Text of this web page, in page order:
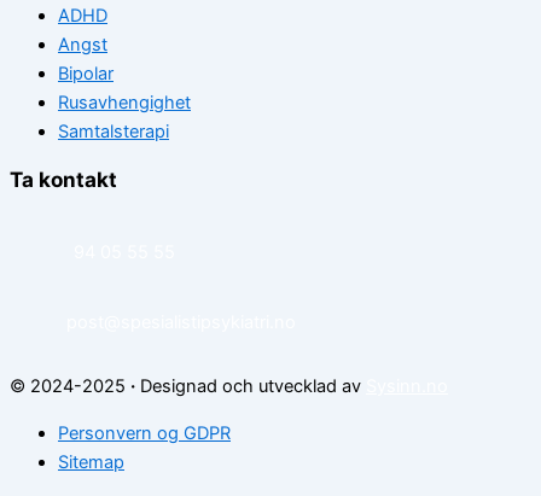
ADHD
Angst
Bipolar
Rusavhengighet
Samtalsterapi
Ta kontakt
© 2024-2025 · Designad och utvecklad av
Personvern og GDPR
Sitemap